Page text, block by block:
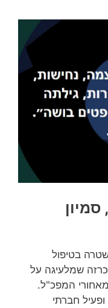
בטיפול
שמלעיגה על
המפכ"ל.
חברתי